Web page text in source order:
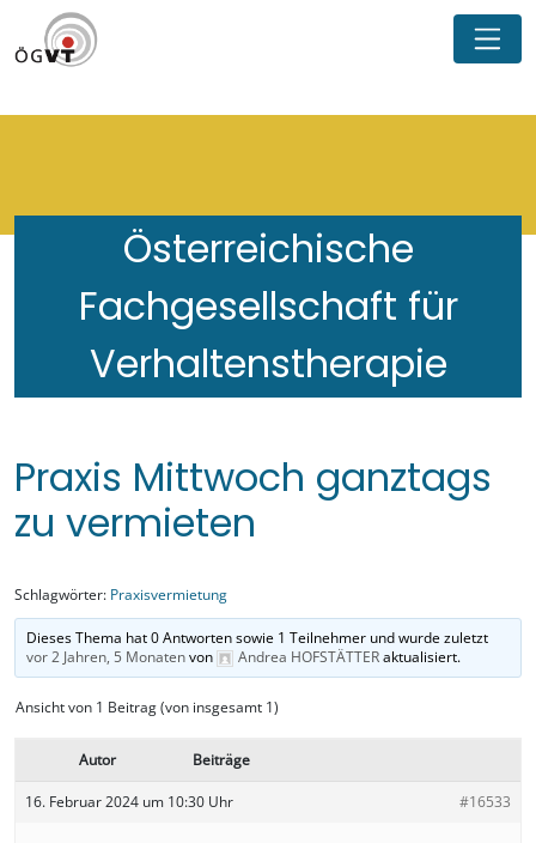
Österreichische
Fachgesellschaft für
Verhaltenstherapie
Praxis Mittwoch ganztags
zu vermieten
Schlagwörter: Praxisvermietung
Dieses Thema hat 0 Antworten sowie 1 Teilnehmer und wurde zuletzt
vor 2 Jahren, 5 Monatenvon Andrea HOFSTÄTTERaktualisiert.
Ansicht von 1 Beitrag (von insgesamt 1)
Autor Beiträge
16. Februar 2024 um 10:30 Uhr #16533